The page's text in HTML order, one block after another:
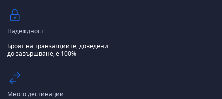
Надеждност
Броят на транзакциите, доведени
до завършване, е 100%
Много дестинации